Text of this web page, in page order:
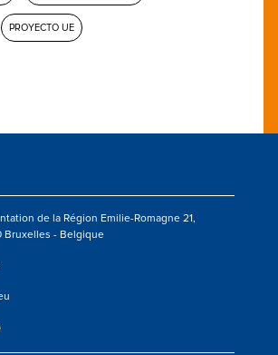
PROYECTO UE
de la Région Emilie-Romagne 21,
Bruxelles - Belgique